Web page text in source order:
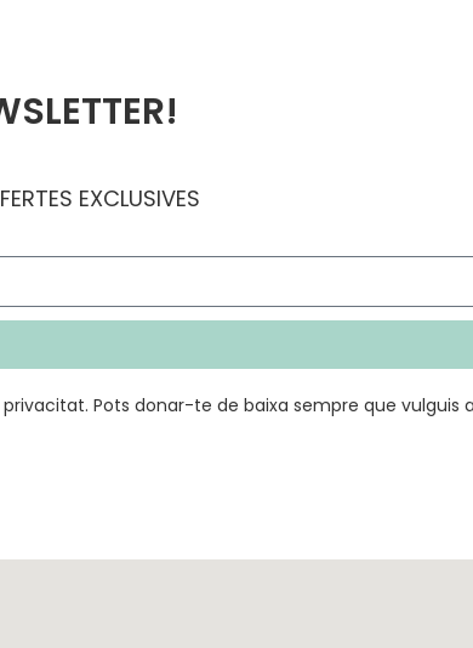
EXCLUSIVES
. Pots donar-te de baixa sempre que vulguis